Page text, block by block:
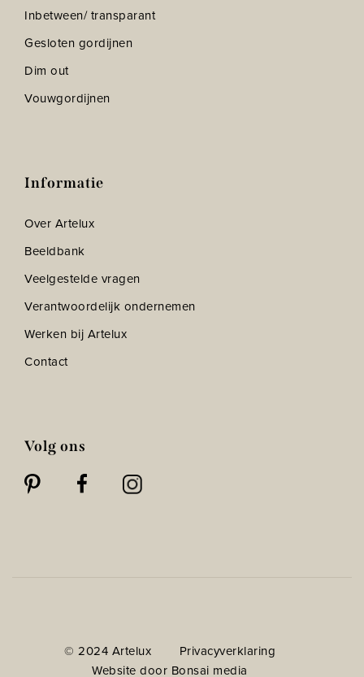
Inbetween/ transparant
Gesloten gordijnen
Dim out
Vouwgordijnen
Informatie
Over Artelux
Beeldbank
Veelgestelde vragen
Verantwoordelijk ondernemen
Werken bij Artelux
Contact
Volg ons
© 2024 Artelux
Privacyverklaring
Website door Bonsai media